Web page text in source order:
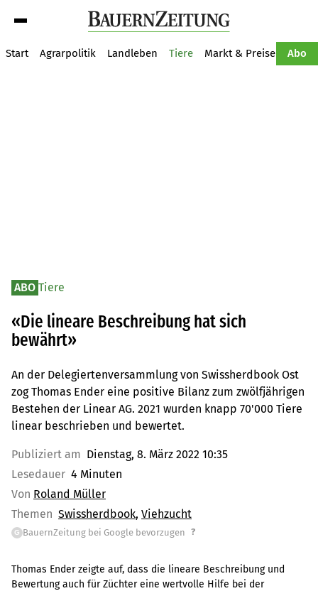
Start Agrarpolitik Landleben Tiere Markt & Preise Abo
ABO Tiere
«Die lineare Beschreibung hat sich
bewährt»
An der Delegiertenversammlung von Swissherdbook Ost
zog Thomas Ender eine positive Bilanz zum zwölfjährigen
Bestehen der Linear AG. 2021 wurden knapp 70'000 Tiere
linear beschrieben und bewertet.
Publiziert am Dienstag, 8. März 2022 10:35
Lesedauer 4 Minuten
Von Roland Müller
Themen Swissherdbook Viehzucht
G BauernZeitung bei Google bevorzugen ?
Thomas Ender zeigte auf, dass die lineare Beschreibung und
Bewertung auch für Züchter eine wertvolle Hilfe bei der